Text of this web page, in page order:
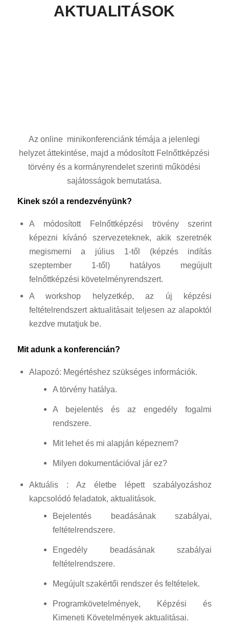
AKTUALITÁSOK
Az online minikonferenciánk témája a jelenlegi
helyzet áttekintése, majd a módosított Felnőttképzési
törvény és a kormányrendelet szerinti működési
sajátosságok bemutatása.
Kinek szól a rendezvényünk?
A módosított Felnőttképzési trövény szerint
képezni kívánó szervezeteknek, akik szeretnék
megismerni a július 1-től (képzés indítás
szeptember 1-től) hatályos megújult
felnőttképzési követelményrendszert.
A workshop helyzetkép, az új képzési
feltételrendszert aktualitásait teljesen az alapoktól
kezdve mutatjuk be.
Mit adunk a konferencián?
Alapozó: Megértéshez szükséges információk.
A törvény hatálya.
A bejelentés és az engedély fogalmi
rendszere.
Mit lehet és mi alapján képeznem?
Milyen dokumentációval jár ez?
Aktuális : Az életbe lépett szabályozáshoz
kapcsolódó feladatok, aktualitások.
Bejelentés beadásának szabályai,
feltételrendszere.
Engedély beadásának szabályai
feltételrendszere.
Megújult szakértői rendszer és feltételek.
Programkövetelmények, Képzési és
Kimeneti Követelmények aktualitásai.